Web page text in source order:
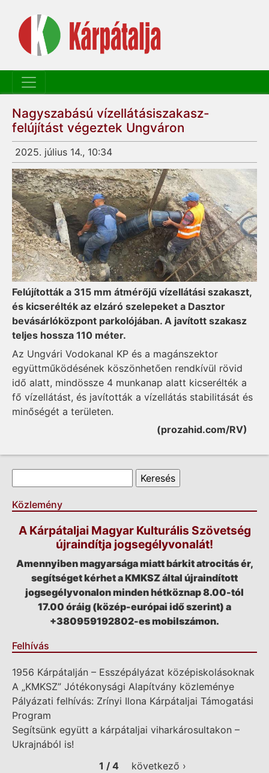
Nagyszabású vízellátásiszakasz-
felújítást végeztek Ungváron
2025. július 14., 10:34
Felújították a 315 mm átmérőjű vízellátási szakaszt,
és kicserélték az elzáró szelepeket a Dasztor
bevásárlóközpont parkolójában. A javított szakasz
teljes hossza 110 méter.
Az Ungvári Vodokanal KP és a magánszektor
együttműködésének köszönhetően rendkívül rövid
idő alatt, mindössze 4 munkanap alatt kicserélték a
fő vízellátást, és javították a vízellátás stabilitását és
minőségét a területen.
(prozahid.com/RV)
Keresés űrlap
Közlemény
A Kárpátaljai Magyar Kulturális Szövetség
újraindítja jogsegélyvonalát!
Amennyiben magyarsága miatt bárkit atrocitás ér,
segítséget kérhet a KMKSZ által újraindított
jogsegélyvonalon minden hétköznap 8.00-tól
17.00 óráig (közép-európai idő szerint) a
+380959192802-es mobilszámon.
Felhívás
1956 Kárpátalján – Esszépályázat középiskolásoknak
A „KMKSZ” Jótékonysági Alapítvány közleménye
Pályázati felhívás: Zrínyi Ilona Kárpátaljai Támogatási
Program
Segítsünk együtt a kárpátaljai viharkárosultakon –
Ukrajnából is!
1 / 4
következő ›